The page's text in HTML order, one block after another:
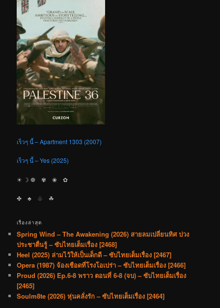
เร็วๆ นี้ – Apartment 1303 (2007)
เร็วๆ นี้ – Yes (2025)
☀︎ ☽ ❁ ✾ ❀ ✿
✤ ♣︎ ♧ ☘︎
เรื่องล่าสุด
Spring Wind – The Awakening (2026) สายลมเปลี่ยนทิศ ปวง
ประชาตื่นรู้ – ซับไทยเต็มเรื่อง [2468]
Heel (2025) ล่ามไว้ให้เป็นเด็กดี – ซับไทยเต็มเรื่อง [2467]
Opera (1987) จ้องเชือดที่โรงโอเปร่า – ซับไทยเต็มเรื่อง [2466]
Proud (2026) Ep.6-8 พราว ตอนที่ 6-8 (จบ) – ซับไทยเต็มเรื่อง
[2465]
Soulm8te (2026) หุ่นคลั่งรัก – ซับไทยเต็มเรื่อง [2464]